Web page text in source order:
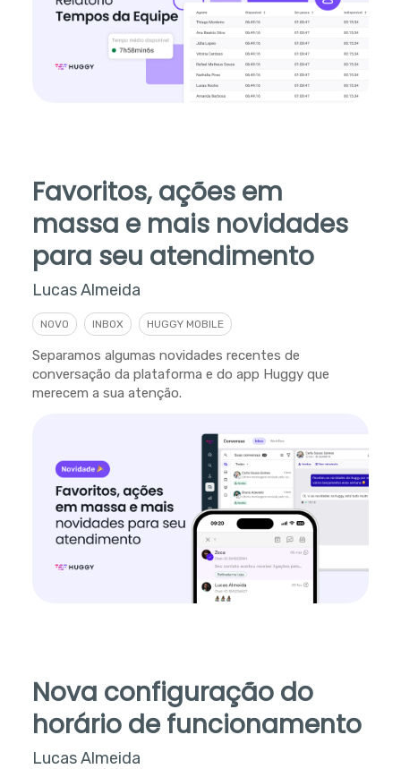
Favoritos, ações em
massa e mais novidades
para seu atendimento
Lucas Almeida
NOVO INBOX HUGGY MOBILE
Separamos algumas novidades recentes de
conversação da plataforma e do app Huggy que
merecem a sua atenção.
Nova configuração do
horário de funcionamento
Lucas Almeida